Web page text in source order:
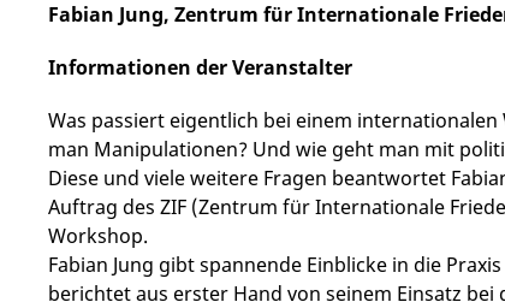
Fabian Jung, Zentrum für Internationale
Informationen der Veranstalter
Was passiert eigentlich bei einem
man Manipulationen? Und wie geht man mit
Diese und viele weitere Fragen beantwortet
Auftrag des ZIF (Zentrum für Internationale
Workshop.
Fabian Jung gibt spannende Einblicke in die
berichtet aus erster Hand von seinem Einsatz